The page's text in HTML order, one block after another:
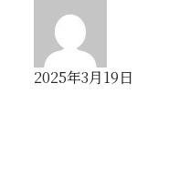
2025年3月19日